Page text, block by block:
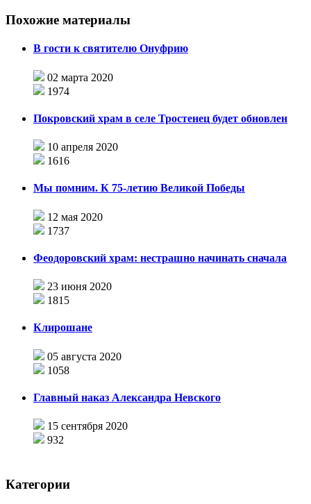
Похожие материалы
В гости к святителю Онуфрию
02 марта 2020
1974
Покровский храм в селе Тростенец будет обновлен
10 апреля 2020
1616
Мы помним. К 75-летию Великой Победы
12 мая 2020
1737
Феодоровский храм: нестрашно начинать сначала
23 июня 2020
1815
Клирошане
05 августа 2020
1058
Главный наказ Александра Невского
15 сентября 2020
932
Категории